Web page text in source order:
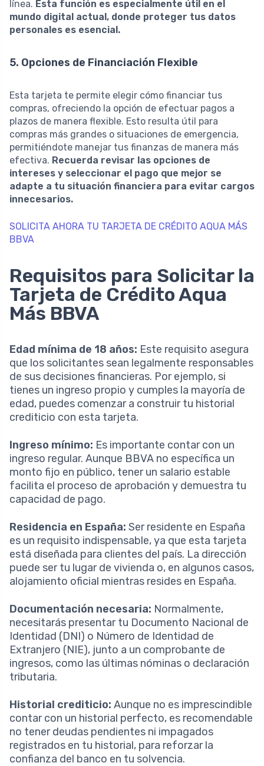
línea. Esta función es especialmente útil en el
mundo digital actual, donde proteger tus datos
personales es esencial.
5. Opciones de Financiación Flexible
Esta tarjeta te permite elegir cómo financiar tus
compras, ofreciendo la opción de efectuar pagos a
plazos de manera flexible. Esto resulta útil para
compras más grandes o situaciones de emergencia,
permitiéndote manejar tus finanzas de manera más
efectiva. Recuerda revisar las opciones de
intereses y seleccionar el pago que mejor se
adapte a tu situación financiera para evitar cargos
innecesarios.
SOLICITA AHORA TU TARJETA DE CRÉDITO AQUA MÁS
BBVA
Requisitos para Solicitar la
Tarjeta de Crédito Aqua
Más BBVA
Edad mínima de 18 años: Este requisito asegura
que los solicitantes sean legalmente responsables
de sus decisiones financieras. Por ejemplo, si
tienes un ingreso propio y cumples la mayoría de
edad, puedes comenzar a construir tu historial
crediticio con esta tarjeta.
Ingreso mínimo: Es importante contar con un
ingreso regular. Aunque BBVA no específica un
monto fijo en público, tener un salario estable
facilita el proceso de aprobación y demuestra tu
capacidad de pago.
Residencia en España: Ser residente en España
es un requisito indispensable, ya que esta tarjeta
está diseñada para clientes del país. La dirección
puede ser tu lugar de vivienda o, en algunos casos,
alojamiento oficial mientras resides en España.
Documentación necesaria: Normalmente,
necesitarás presentar tu Documento Nacional de
Identidad (DNI) o Número de Identidad de
Extranjero (NIE), junto a un comprobante de
ingresos, como las últimas nóminas o declaración
tributaria.
Historial crediticio: Aunque no es imprescindible
contar con un historial perfecto, es recomendable
no tener deudas pendientes ni impagados
registrados en tu historial, para reforzar la
confianza del banco en tu solvencia.